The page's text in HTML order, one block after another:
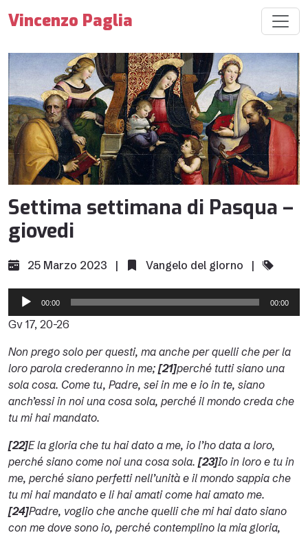
Vincenzo Paglia
Settima settimana di Pasqua –
giovedi
25 Marzo 2023 | Vangelo del giorno |
Audio
Player
00:00 00:00
Gv 17, 20-26
Non prego solo per questi, ma anche per quelli che per la
loro parola crederanno in me; [21]perché tutti siano una
sola cosa. Come tu, Padre, sei in me e io in te, siano
anch’essi in noi una cosa sola, perché il mondo creda che
tu mi hai mandato.
[22]E la gloria che tu hai dato a me, io l’ho data a loro,
perché siano come noi una cosa sola. [23]Io in loro e tu in
me, perché siano perfetti nell’unità e il mondo sappia che
tu mi hai mandato e li hai amati come hai amato me.
[24]Padre, voglio che anche quelli che mi hai dato siano
con me dove sono io, perché contemplino la mia gloria,